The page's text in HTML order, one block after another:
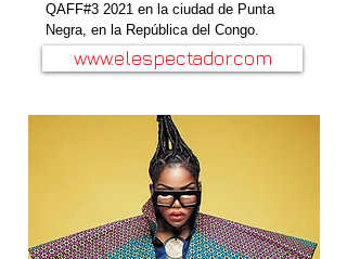
QAFF#3 2021 en la ciudad de Punta
Negra, en la República del Congo.
www.elespectador.com